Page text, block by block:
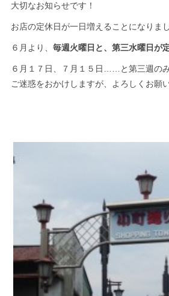
大切なお知らせです！
お店の定休日が一日増えることになりまし
６月より、 毎週火曜日と、第三水曜日が
６月１７日、７月１５日……と第三週の
ご迷惑をおかけしますが、よろしくお願